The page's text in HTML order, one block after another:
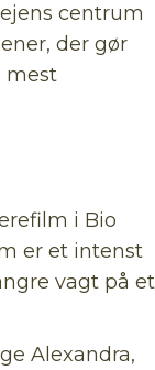
centrum
der gør
mest
i Bio
er et intenst
vagt på et
Alexandra,